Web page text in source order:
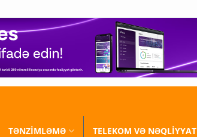
TƏNZİMLƏMƏ TELEKOM VƏ NƏQLİYYAT